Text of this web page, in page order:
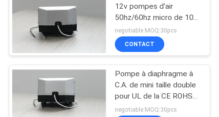
NOUVELLES
PLAN
DU
PRIVACY
12v pompes d'air
50hz/60hz micro de 10w
de compresseur d'air de
diaphragme
negotiable MOQ:30pcs
CONTACT
Pompe à diaphragme à
C.A. de mini taille double
pour UL de la CE ROHS
de vibration de lit d'air la
negotiable MOQ:30pcs